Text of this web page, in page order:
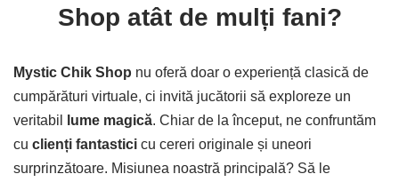
Shop atât de mulți fani?
Mystic Chik Shop nu oferă doar o experiență clasică de
cumpărături virtuale, ci invită jucătorii să exploreze un
veritabil
lume magică. Chiar de la început, ne confruntăm
cu clienți fantastici cu cereri originale și uneori
surprinzătoare. Misiunea noastră principală? Să le